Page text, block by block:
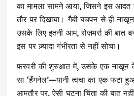
का मामला सामने आया, जिसने इस
तौर पर दिखाया। गैबी बचपन से ही
उसके लिए इतनी आम, रोज़मर्रा की बात
इस पर ज़्यादा गंभीरता से नहीं सोचा।
फरवरी की शुरुआत में, उसके एक नाखून के
सा ‘हैंगनेल’—यानी त्वचा का एक फटा
आमतौर पर, ऐसी घटना चिंता की बात